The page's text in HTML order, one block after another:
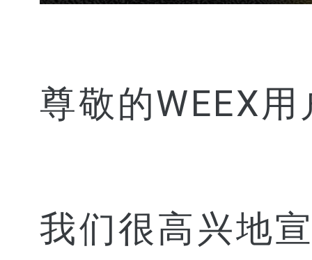
尊敬的WEEX用
我们很高兴地